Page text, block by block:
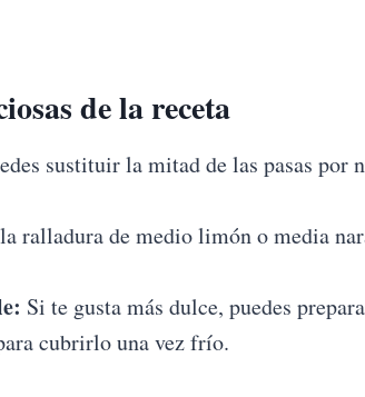
de la receta
sustituir la mitad de las pasas por
ralladura de medio limón o media
Si te gusta más dulce, puedes
cubrirlo una vez frío.